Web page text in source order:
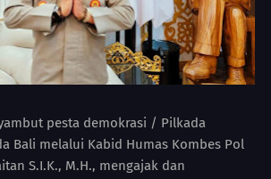
pesta demokrasi / Pilkada
Bali melalui Kabid Humas Kombes Pol
S.I.K., M.H., mengajak dan